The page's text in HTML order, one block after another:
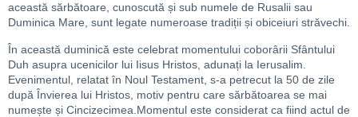
această sărbătoare, cunoscută și sub numele de Rusalii sau
Duminica Mare, sunt legate numeroase tradiții și obiceiuri străvechi.
În această duminică este celebrat momentului coborârii Sfântului
Duh asupra ucenicilor lui Iisus Hristos, adunați la Ierusalim.
Evenimentul, relatat în Noul Testament, s-a petrecut la 50 de zile
după Învierea lui Hristos, motiv pentru care sărbătoarea se mai
numește și Cincizecimea.Momentul este considerat ca fiind actul de